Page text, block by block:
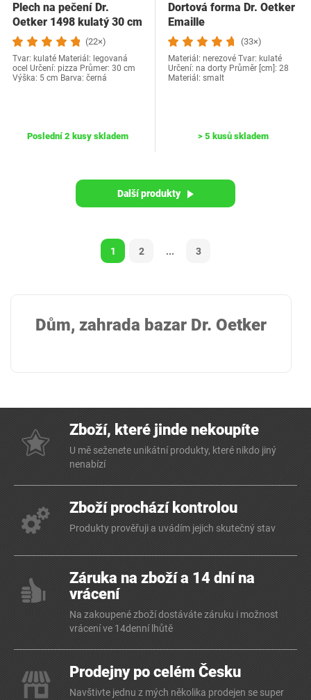
Plech na pečení Dr.
Oetker 1498 kulatý 30 cm
(22×)
Tvar: kulaté Materiál: legovaná
ocel Určení: pizza Průmer: 30 cm
Výška: 5 cm Barva: černá
Poslední 2 kusy skladem
Dortová forma Dr. Oetker
Emaille
(33×)
Materiál: nerezové Tvar: kulaté
Určení: na dorty Průměr [cm]: 28
Materiál: smalt
> 5 kusů skladem
Další produkty
1 2 ... 3
Dům, zahrada bazar Dr. Oetker
Zboží, které jinde nekoupíte
U mě seženete unikátní produkty, které nikdo jiný
nenabízí
Zboží prochází kontrolou
Produkty prověřuji a uvádím jejich skutečný stav
Záruka na zboží a 14 dní na
vrácení
Na zakoupené zboží dostáváte záruku i možnost
vrácení ve 14denní lhůtě
Prodejny po celém Česku
Navštivte jednu z mých několika prodejen se super